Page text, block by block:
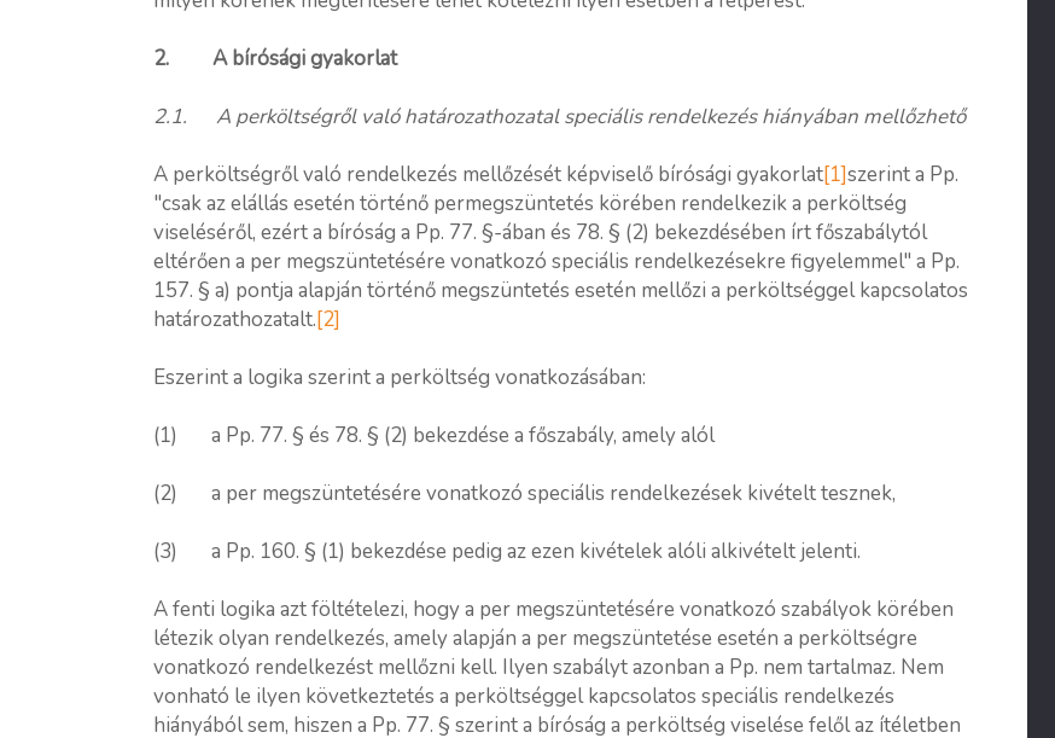
2. A bírósági gyakorlat
2.1. A perköltségről való határozathozatal speciális rendelkezés hiányában mellőzhető
A perköltségről való rendelkezés mellőzését képviselő bírósági gyakorlat[1]szerint a Pp.
"csak az elállás esetén történő permegszüntetés körében rendelkezik a perköltség
viseléséről, ezért a bíróság a Pp. 77. §-ában és 78. § (2) bekezdésében írt főszabálytól
eltérően a per megszüntetésére vonatkozó speciális rendelkezésekre figyelemmel" a Pp.
157. § a) pontja alapján történő megszüntetés esetén mellőzi a perköltséggel kapcsolatos
határozathozatalt.[2]
Eszerint a logika szerint a perköltség vonatkozásában:
(1) a Pp. 77. § és 78. § (2) bekezdése a főszabály, amely alól
(2) a per megszüntetésére vonatkozó speciális rendelkezések kivételt tesznek,
(3) a Pp. 160. § (1) bekezdése pedig az ezen kivételek alóli alkivételt jelenti.
A fenti logika azt föltételezi, hogy a per megszüntetésére vonatkozó szabályok körében
létezik olyan rendelkezés, amely alapján a per megszüntetése esetén a perköltségre
vonatkozó rendelkezést mellőzni kell. Ilyen szabályt azonban a Pp. nem tartalmaz. Nem
vonható le ilyen következtetés a perköltséggel kapcsolatos speciális rendelkezés
hiányából sem, hiszen a Pp. 77. § szerint a bíróság a perköltség viselése felől az ítéletben